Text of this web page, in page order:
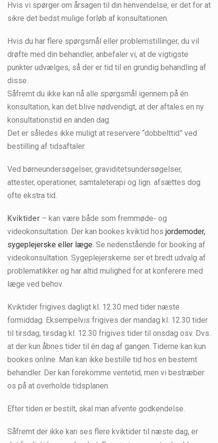
Hvis vi spørger om årsagen til din henvendelse, er det for at
sikre det bedst mulige forløb af konsultationen.
Hvis du har flere spørgsmål eller problemstillinger, du vil
drøfte med din behandler, anbefaler vi, at de vigtigste
punkter udvælges, så der er tid til en grundig behandling af
disse.
Såfremt du ikke kan nå alle spørgsmål igennem på én
konsultation, kan det blive nødvendigt, at der aftales en ny
konsultationstid en anden dag.
Det er således ikke muligt at reservere “dobbelttid” ved
bestilling af tidsaftaler.
Ved børneundersøgelser, graviditetsundersøgelser,
attester, operationer, samtaleterapi og lign. afsættes dog
ofte ekstra tid.
Kviktider – kan være både som fremmøde- og
videokonsultation. Der kan bookes kviktid hos jordemoder,
sygeplejerske eller læge. Se nedenstående for booking af
videokonsultation. Sygeplejerskerne ser et bredt udvalg af
problematikker og har altid mulighed for at konferere med
læge ved behov.
Kviktider frigives dagligt kl. 12.30 med tider næste
formiddag. Eksempelvis frigives der mandag kl. 12.30 tider
til tirsdag, tirsdag kl. 12.30 frigives tider til onsdag osv. Dvs.
at der kun åbnes tider til én dag af gangen. Tiderne kan kun
bookes online. Man kan ikke bestille tid hos en bestemt
behandler. Der kan forekomme ventetid, men vi bestræber
os på at overholde tidsplanen.
Efter tiden er bestilt, skal man afvente godkendelse.
Såfremt der ikke kan ses flere kviktider til næste dag, er